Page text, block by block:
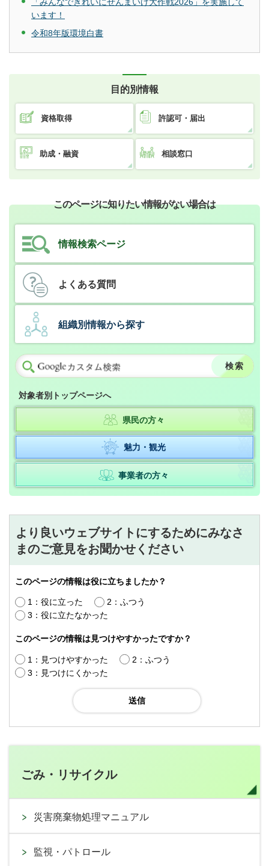
います！
令和8年版環境白書
目的別情報
資格取得 許認可・届出
助成・融資 相談窓口
このページに知りたい情報がない場合は
情報検索ページ
よくある質問
組織別情報から探す
対象者別トップページへ
県民の方々
魅力・観光
事業者の方々
より良いウェブサイトにするためにみなさ
まのご意見をお聞かせください
このページの情報は役に立ちましたか？
1：役に立った
2：ふつう
3：役に立たなかった
このページの情報は見つけやすかったですか？
1：見つけやすかった
2：ふつう
3：見つけにくかった
ごみ・リサイクル
災害廃棄物処理マニュアル
監視・パトロール